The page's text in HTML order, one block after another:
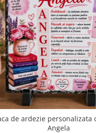
de ardezie personalizata
Angela